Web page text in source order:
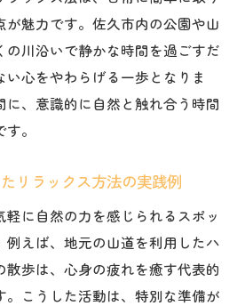
が魅力です。佐久市内の公園や山
の川沿いで静かな時間を過ごすだ
い心をやわらげる一歩となりま
に、意識的に自然と触れ合う時間
。
リラックス方法の実践例
に自然の力を感じられるスポッ
例えば、地元の山道を利用したハ
散歩は、心身の疲れを癒す代表的
。こうした活動は、特別な準備が